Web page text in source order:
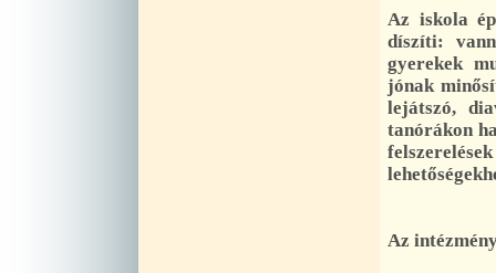
Az iskola
díszíti:
gyerekek
jónak
lejátszó,
tanórákon
Az